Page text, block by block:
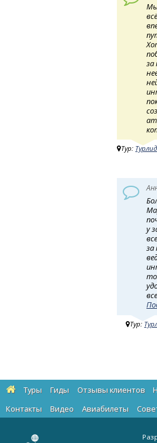
Мы
за
Тур:
у
за
Тур:
Туры Гиды Отзывы клиентов
Контакты
Видео Авиабилеты